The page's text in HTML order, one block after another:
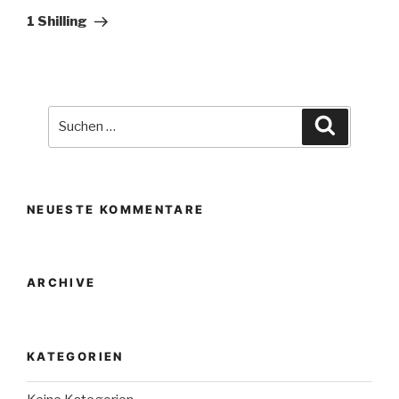
Beitrag
1 Shilling
NEUESTE KOMMENTARE
ARCHIVE
KATEGORIEN